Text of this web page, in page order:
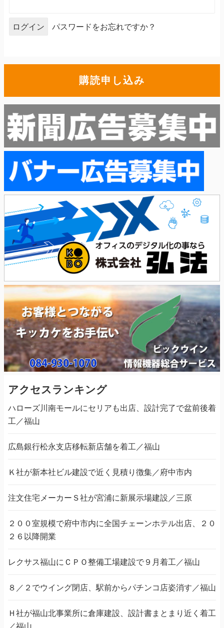
パスワードをお忘れですか？
購読申し込み
アクセスランキング
ハローズ川南モールにセリアも出店、設計完了で盆前後着
工／福山
広島銀行松永支店移転新店舗を着工／福山
Ｋ社が新本社ビル建設で近く見積り徴集／府中市内
注文住宅メーカーＳ社が宮浦に新展示場建設／三原
２００室規模で府中市内に全国チェーンホテル出店、２０
２６以降開業
レクサス福山にＣＰＯ整備工場建設で９月着工／福山
８／２でウイング閉店、駅前からパチンコ店姿消す／福山
Ｈ社が福山北事業所に倉庫建設、設計書まとまり近く着工